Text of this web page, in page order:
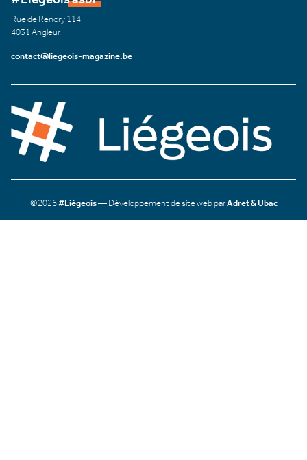
Rue de Renory 114
4031 Angleur
contact@liegeois-magazine.be
©2026#Liégeois— Développement de site web parAdret & Ubac